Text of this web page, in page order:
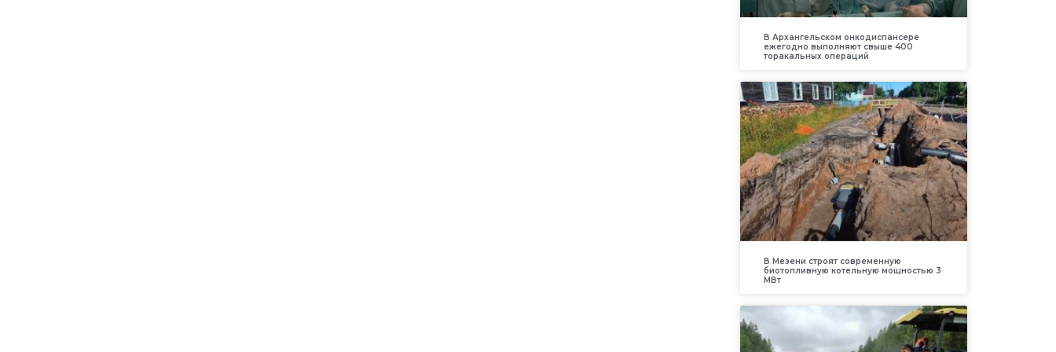
В Архангельском онкодиспансере
ежегодно выполняют свыше 400
торакальных операций
В Мезени строят современную
биотопливную котельную мощностью 3
МВт